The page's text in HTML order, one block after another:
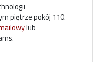
piętrze pokój 110.
lub